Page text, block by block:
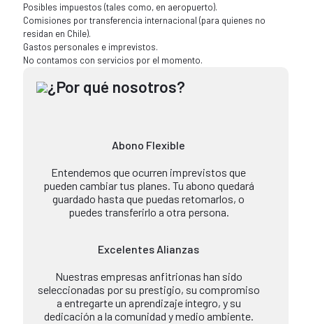
Posibles impuestos (tales como, en aeropuerto).
Comisiones por transferencia internacional (para quienes no
residan en Chile).
Gastos personales e imprevistos.
No contamos con servicios por el momento.
¿Por qué nosotros?
Abono Flexible
Entendemos que ocurren imprevistos que
pueden cambiar tus planes. Tu abono quedará
guardado hasta que puedas retomarlos, o
puedes transferirlo a otra persona.
Excelentes Alianzas
Nuestras empresas anfitrionas han sido
seleccionadas por su prestigio, su compromiso
a entregarte un aprendizaje íntegro, y su
dedicación a la comunidad y medio ambiente.